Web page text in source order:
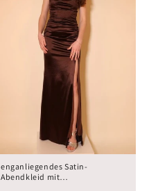
enganliegendes Satin-
Abendkleid mit